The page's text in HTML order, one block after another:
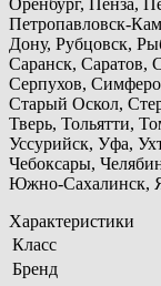
Петропавловск-
Дону, Рубцовск,
Саранск, Саратов,
Серпухов,
Старый Оскол,
Тверь, Тольятти,
Уссурийск, Уфа,
Чебоксары,
Южно-Сахалинск,
Характеристики
Класс
Бренд